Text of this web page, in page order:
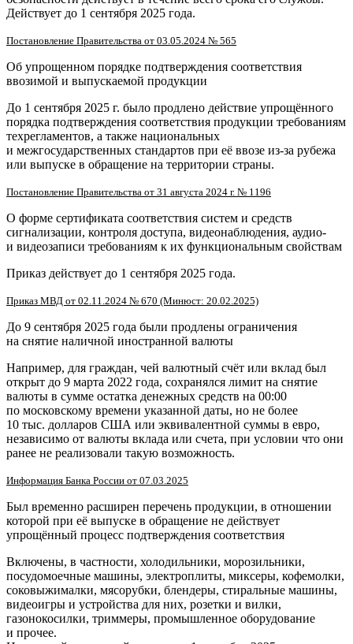
Действует до 1 сентября 2025 года.
Постановление Правительства от 03.05.2024 № 565
Об упрощенном порядке подтверждения соответствия
ввозимой и выпускаемой продукции
До 1 сентября 2025 г. было продлено действие упрощённого
порядка подтверждения соответствия продукции требованиям
техрегламентов, а также национальных
и межгосударственных стандартов при её ввозе из-за рубежа
или выпуске в обращение на территории страны.
Постановление Правительства от 31 августа 2024 г. № 1196
О форме сертификата соответствия систем и средств
сигнализации, контроля доступа, видеонаблюдения, аудио-
и видеозаписи требованиям к их функциональным свойствам
Приказ действует до 1 сентября 2025 года.
Приказ МВД от 02.11.2024 № 670 (Минюст: 20.02.2025)
До 9 сентября 2025 года были продлены ограничения
на снятие наличной иностранной валюты
Например, для граждан, чей валютный счёт или вклад был
открыт до 9 марта 2022 года, сохранялся лимит на снятие
валюты в сумме остатка денежных средств на 00:00
по московскому времени указанной даты, но не более
10 тыс. долларов США или эквивалентной суммы в евро,
независимо от валюты вклада или счета, при условии что они
ранее не реализовали такую возможность.
Информация Банка России от 07.03.2025
Был временно расширен перечень продукции, в отношении
которой при её выпуске в обращение не действует
упрощённый процесс подтверждения соответствия
Включены, в частности, холодильники, морозильники,
посудомоечные машины, электроплиты, миксеры, кофемолки,
соковыжималки, мясорубки, блендеры, стиральные машины,
видеоигры и устройства для них, розетки и вилки,
газонокосилки, триммеры, промышленное оборудование
и прочее.